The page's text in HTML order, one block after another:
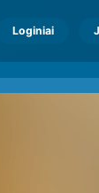
Loginiai